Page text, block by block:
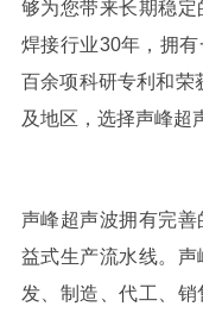
够为您带来长期稳
焊接行业30年，拥
百余项科研专利和荣
及地区，选择声峰超
声峰超声波拥有完
益式生产流水线。
发、制造、代工、